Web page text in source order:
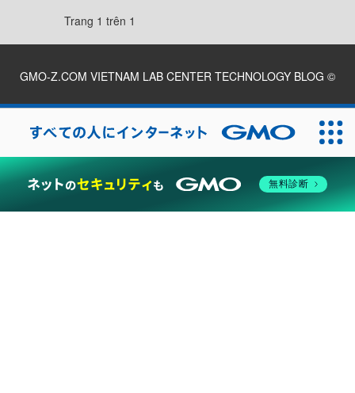
Trang 1 trên 1
GMO-Z.COM VIETNAM LAB CENTER TECHNOLOGY BLOG ©
2026
無料診断